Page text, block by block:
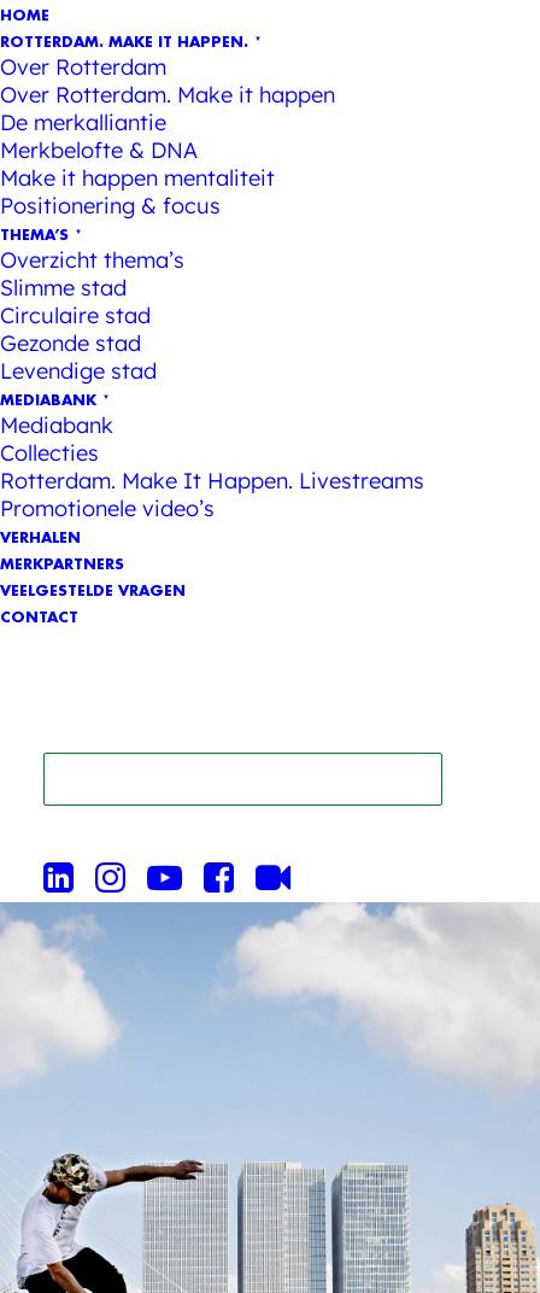
HOME
ROTTERDAM. MAKE IT HAPPEN.
Over Rotterdam
Over Rotterdam. Make it happen
De merkalliantie
Merkbelofte & DNA
Make it happen mentaliteit
Positionering & focus
THEMA’S
Overzicht thema’s
Slimme stad
Circulaire stad
Gezonde stad
Levendige stad
MEDIABANK
Mediabank
Collecties
Rotterdam. Make It Happen. Livestreams
Promotionele video’s
VERHALEN
MERKPARTNERS
VEELGESTELDE VRAGEN
CONTACT